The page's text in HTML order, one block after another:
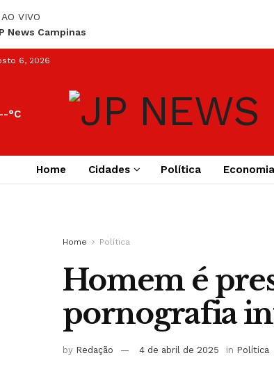
VIVO
News Campinas
6, 2026
--°C
Home Cidades Política Economia
Home Política
Homem é
pornografia
by Redação 4 de abril de 2025 in Política